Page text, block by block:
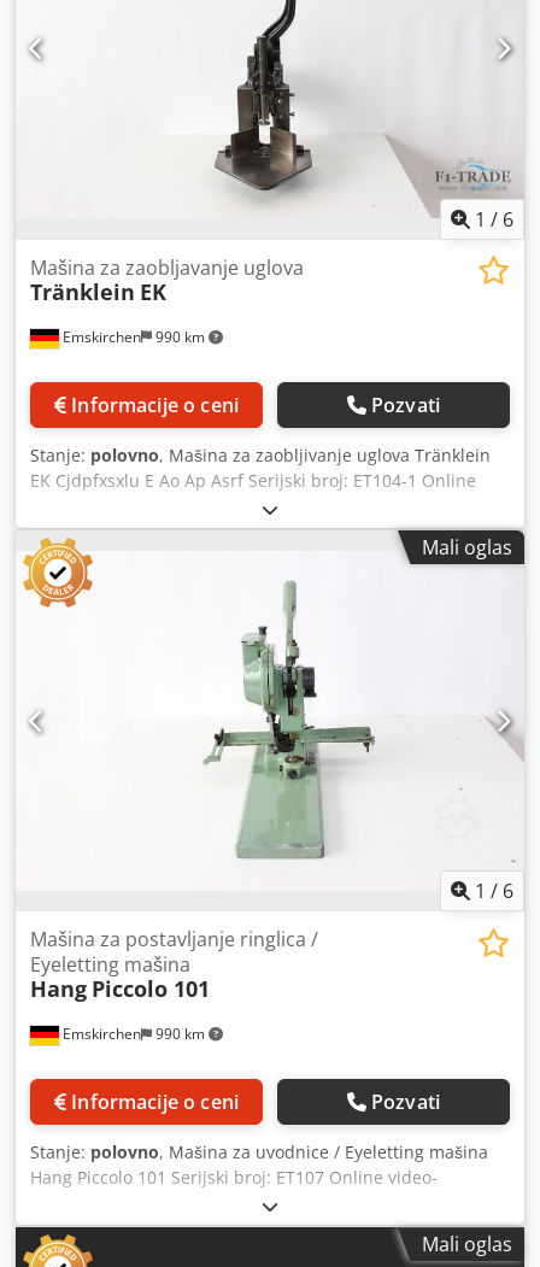
1 / 6
Emskirchen 990 km
Mašina za zaobljavanje uglova
Tränklein EK
Informacije o ceni Pozvati
Stanje: polovno, Mašina za zaobljivanje uglova Tränklein
EK Cjdpfxsxlu E Ao Ap Asrf Serijski broj: ET104-1 Online
video-inspekcija putem WhatsApp - MS Zoom - Telegram
Na lageru u Emskirchenu/Nirnbergu - Dostupna odmah -
Može se testirati
Mali oglas
1 / 6
Emskirchen 990 km
Mašina za postavljanje ringlica /
Eyeletting mašina
Hang Piccolo 101
Informacije o ceni Pozvati
Stanje: polovno, Mašina za uvodnice / Eyeletting mašina
Hang Piccolo 101 Serijski broj: ET107 Online video-
inspekcija putem WhatsApp - MS Zoom - Telegram Cjdoxlr
Syopfx Ap Aerf Na lageru u Emskirchenu/Nirnbergu -
Dostupna odmah - Može se testirati
Mali oglas